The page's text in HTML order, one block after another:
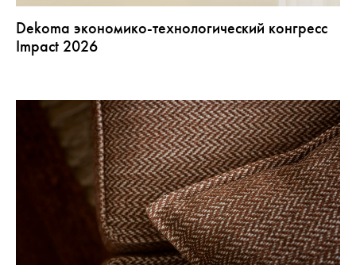
Dekoma экономико-технологический конгресс
Impact 2026